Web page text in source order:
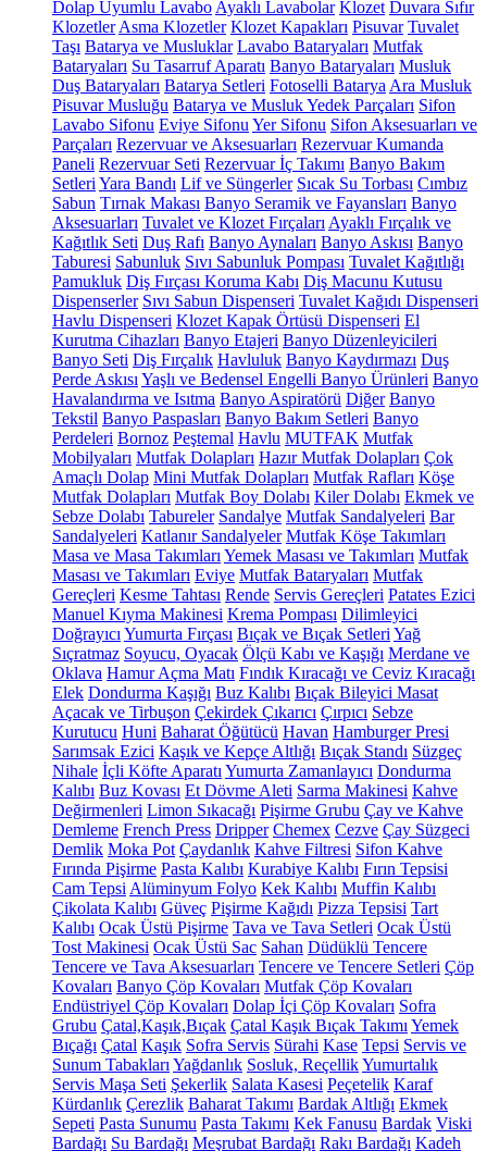
Dolap Uyumlu Lavabo Ayaklı Lavabolar Klozet Duvara Sıfır
Klozetler Asma Klozetler Klozet Kapakları Pisuvar Tuvalet
Taşı Batarya ve Musluklar Lavabo Bataryaları Mutfak
Bataryaları Su Tasarruf Aparatı Banyo Bataryaları Musluk
Duş Bataryaları Batarya Setleri Fotoselli Batarya Ara Musluk
Pisuvar Musluğu Batarya ve Musluk Yedek Parçaları Sifon
Lavabo Sifonu Eviye Sifonu Yer Sifonu Sifon Aksesuarları ve
Parçaları Rezervuar ve Aksesuarları Rezervuar Kumanda
Paneli Rezervuar Seti Rezervuar İç Takımı Banyo Bakım
Setleri Yara Bandı Lif ve Süngerler Sıcak Su Torbası Cımbız
Sabun Tırnak Makası Banyo Seramik ve Fayansları Banyo
Aksesuarları Tuvalet ve Klozet Fırçaları Ayaklı Fırçalık ve
Kağıtlık Seti Duş Rafı Banyo Aynaları Banyo Askısı Banyo
Taburesi Sabunluk Sıvı Sabunluk Pompası Tuvalet Kağıtlığı
Pamukluk Diş Fırçası Koruma Kabı Diş Macunu Kutusu
Dispenserler Sıvı Sabun Dispenseri Tuvalet Kağıdı Dispenseri
Havlu Dispenseri Klozet Kapak Örtüsü Dispenseri El
Kurutma Cihazları Banyo Etajeri Banyo Düzenleyicileri
Banyo Seti Diş Fırçalık Havluluk Banyo Kaydırmazı Duş
Perde Askısı Yaşlı ve Bedensel Engelli Banyo Ürünleri Banyo
Havalandırma ve Isıtma Banyo Aspiratörü Diğer Banyo
Tekstil Banyo Paspasları Banyo Bakım Setleri Banyo
Perdeleri Bornoz Peştemal Havlu MUTFAK Mutfak
Mobilyaları Mutfak Dolapları Hazır Mutfak Dolapları Çok
Amaçlı Dolap Mini Mutfak Dolapları Mutfak Rafları Köşe
Mutfak Dolapları Mutfak Boy Dolabı Kiler Dolabı Ekmek ve
Sebze Dolabı Tabureler Sandalye Mutfak Sandalyeleri Bar
Sandalyeleri Katlanır Sandalyeler Mutfak Köşe Takımları
Masa ve Masa Takımları Yemek Masası ve Takımları Mutfak
Masası ve Takımları Eviye Mutfak Bataryaları Mutfak
Gereçleri Kesme Tahtası Rende Servis Gereçleri Patates Ezici
Manuel Kıyma Makinesi Krema Pompası Dilimleyici
Doğrayıcı Yumurta Fırçası Bıçak ve Bıçak Setleri Yağ
Sıçratmaz Soyucu, Oyacak Ölçü Kabı ve Kaşığı Merdane ve
Oklava Hamur Açma Matı Fındık Kıracağı ve Ceviz Kıracağı
Elek Dondurma Kaşığı Buz Kalıbı Bıçak Bileyici Masat
Açacak ve Tirbuşon Çekirdek Çıkarıcı Çırpıcı Sebze
Kurutucu Huni Baharat Öğütücü Havan Hamburger Presi
Sarımsak Ezici Kaşık ve Kepçe Altlığı Bıçak Standı Süzgeç
Nihale İçli Köfte Aparatı Yumurta Zamanlayıcı Dondurma
Kalıbı Buz Kovası Et Dövme Aleti Sarma Makinesi Kahve
Değirmenleri Limon Sıkacağı Pişirme Grubu Çay ve Kahve
Demleme French Press Dripper Chemex Cezve Çay Süzgeci
Demlik Moka Pot Çaydanlık Kahve Filtresi Sifon Kahve
Fırında Pişirme Pasta Kalıbı Kurabiye Kalıbı Fırın Tepsisi
Cam Tepsi Alüminyum Folyo Kek Kalıbı Muffin Kalıbı
Çikolata Kalıbı Güveç Pişirme Kağıdı Pizza Tepsisi Tart
Kalıbı Ocak Üstü Pişirme Tava ve Tava Setleri Ocak Üstü
Tost Makinesi Ocak Üstü Sac Sahan Düdüklü Tencere
Tencere ve Tava Aksesuarları Tencere ve Tencere Setleri Çöp
Kovaları Banyo Çöp Kovaları Mutfak Çöp Kovaları
Endüstriyel Çöp Kovaları Dolap İçi Çöp Kovaları Sofra
Grubu Çatal,Kaşık,Bıçak Çatal Kaşık Bıçak Takımı Yemek
Bıçağı Çatal Kaşık Sofra Servis Sürahi Kase Tepsi Servis ve
Sunum Tabakları Yağdanlık Sosluk, ReçellikYumurtalık
Servis Maşa Seti Şekerlik Salata Kasesi Peçetelik Karaf
Kürdanlık Çerezlik Baharat Takımı Bardak Altlığı Ekmek
Sepeti Pasta Sunumu Pasta Takımı Kek Fanusu Bardak Viski
Bardağı Su Bardağı Meşrubat Bardağı Rakı Bardağı Kadeh